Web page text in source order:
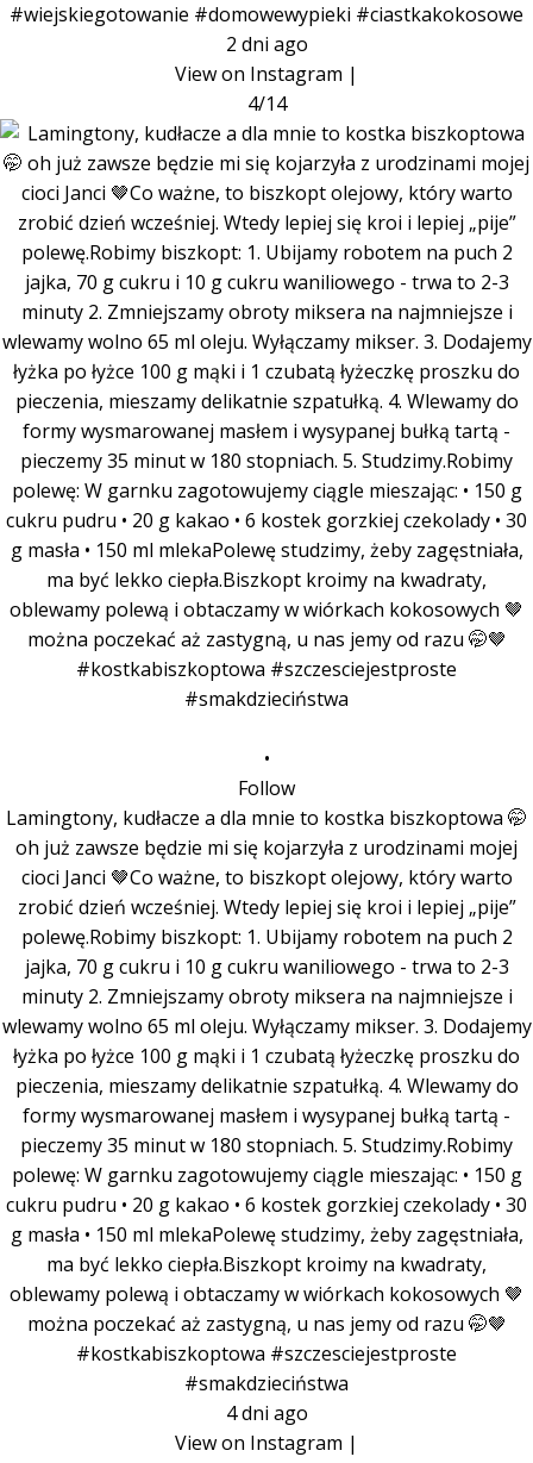
#wiejskiegotowanie #domowewypieki #ciastkakokosowe
2 dni ago
View on Instagram |
4/14
•
Follow
Lamingtony, kudłacze a dla mnie to kostka biszkoptowa 🤭
oh już zawsze będzie mi się kojarzyła z urodzinami mojej
cioci Janci 🤎Co ważne, to biszkopt olejowy, który warto
zrobić dzień wcześniej. Wtedy lepiej się kroi i lepiej „pije”
polewę.Robimy biszkopt: 1. Ubijamy robotem na puch 2
jajka, 70 g cukru i 10 g cukru waniliowego - trwa to 2-3
minuty 2. Zmniejszamy obroty miksera na najmniejsze i
wlewamy wolno 65 ml oleju. Wyłączamy mikser. 3. Dodajemy
łyżka po łyżce 100 g mąki i 1 czubatą łyżeczkę proszku do
pieczenia, mieszamy delikatnie szpatułką. 4. Wlewamy do
formy wysmarowanej masłem i wysypanej bułką tartą -
pieczemy 35 minut w 180 stopniach. 5. Studzimy.Robimy
polewę: W garnku zagotowujemy ciągle mieszając: • 150 g
cukru pudru • 20 g kakao • 6 kostek gorzkiej czekolady • 30
g masła • 150 ml mlekaPolewę studzimy, żeby zagęstniała,
ma być lekko ciepła.Biszkopt kroimy na kwadraty,
oblewamy polewą i obtaczamy w wiórkach kokosowych 🤎
można poczekać aż zastygną, u nas jemy od razu 🤭🤎
#kostkabiszkoptowa #szczesciejestproste
#smakdzieciństwa
4 dni ago
View on Instagram |